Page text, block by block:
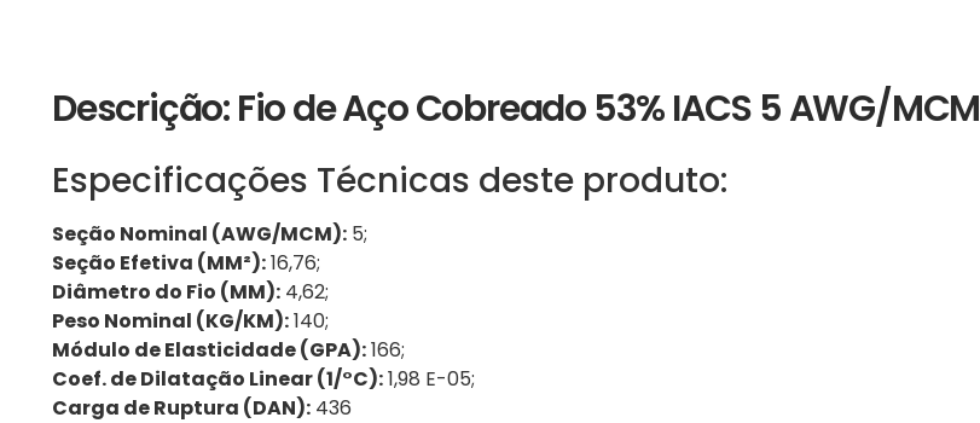
Descrição: Fio de Aço Cobreado 53% IACS 5 AWG/MCM
Especificações Técnicas deste produto:
Seção Nominal (AWG/MCM): 5;
Seção Efetiva (MM²):16,76;
Diâmetro do Fio (MM): 4,62;
Peso Nominal (KG/KM):140;
Módulo de Elasticidade (GPA):166;
Coef. de Dilatação Linear (1/°C):1,98 E-05;
Carga de Ruptura (DAN): 436